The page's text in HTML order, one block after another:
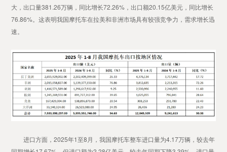
大，出口量381.26万辆，同比增长72.26%，出口额20.15亿美元，同比增长
76.86%。这表明我国摩托车在拉美和非洲市场具有较强竞争力，需求增长迅
速。
进口方面，2025年1至8月，我国摩托车整车进口量为4.17万辆，较去年